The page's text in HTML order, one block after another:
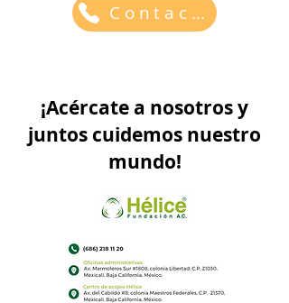
Contacto
¡Acércate a nosotros y
juntos cuidemos nuestro
mundo!